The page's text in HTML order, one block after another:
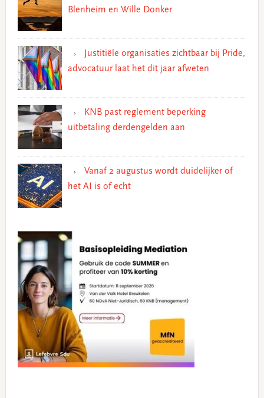
Blenheim en Wille Donker
Justitiële organisaties zichtbaar bij Pride,
advocatuur laat het dit jaar afweten
KNB past reglement beperking
uitbetaling derdengelden aan
Vanaf 2 augustus wordt duidelijker of
het AI is of echt